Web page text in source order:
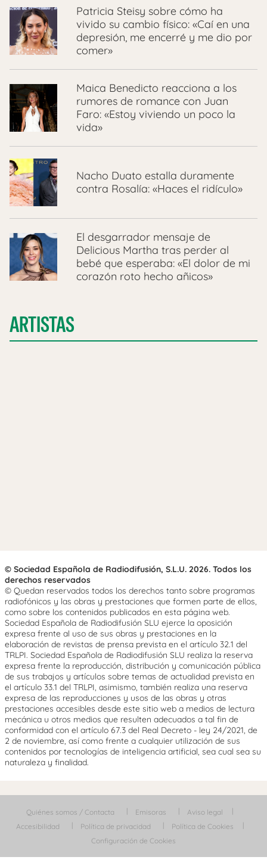
Patricia Steisy sobre cómo ha
vivido su cambio físico: «Caí en una
depresión, me encerré y me dio por
comer»
Maica Benedicto reacciona a los
rumores de romance con Juan
Faro: «Estoy viviendo un poco la
vida»
Nacho Duato estalla duramente
contra Rosalía: «Haces el ridículo»
El desgarrador mensaje de
Delicious Martha tras perder al
bebé que esperaba: «El dolor de mi
corazón roto hecho añicos»
ARTISTAS
© Sociedad Española de Radiodifusión, S.L.U. 2026. Todos los
derechos reservados
© Quedan reservados todos los derechos tanto sobre programas
radiofónicos y las obras y prestaciones que formen parte de ellos,
como sobre los contenidos publicados en esta página web.
Sociedad Española de Radiodifusión SLU ejerce la oposición
expresa frente al uso de sus obras y prestaciones en la
elaboración de revistas de prensa prevista en el artículo 32.1 del
TRLPI. Sociedad Española de Radiodifusión SLU realiza la reserva
expresa frente la reproducción, distribución y comunicación pública
de sus trabajos y artículos sobre temas de actualidad prevista en
el artículo 33.1 del TRLPI, asimismo, también realiza una reserva
expresa de las reproducciones y usos de las obras y otras
prestaciones accesibles desde este sitio web a medios de lectura
mecánica u otros medios que resulten adecuados a tal fin de
conformidad con el artículo 67.3 del Real Decreto - ley 24/2021, de
2 de noviembre, así como frente a cualquier utilización de sus
contenidos por tecnologías de inteligencia artificial, sea cual sea su
naturaleza y finalidad.
Quiénes somos / Contacta Emisoras
Aviso legal
Accesibilidad
Política de privacidad
Política de Cookies
Configuración de Cookies